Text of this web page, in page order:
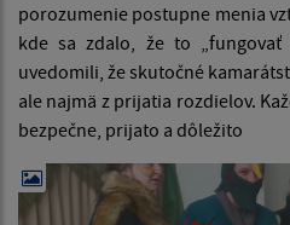
porozumenie postupne menia
kde sa zdalo, že to „fungovať
uvedomili, že skutočné
ale najmä z prijatia rozdielov.
bezpečne, prijato a dôležito